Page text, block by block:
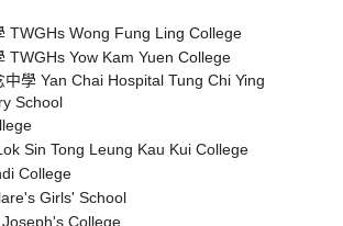
TWGHs Wong Fung Ling College
TWGHs Yow Kam Yuen College
學 Yan Chai Hospital Tung Chi Ying
School
Sin Tong Leung Kau Kui College
College
Girls' School
College